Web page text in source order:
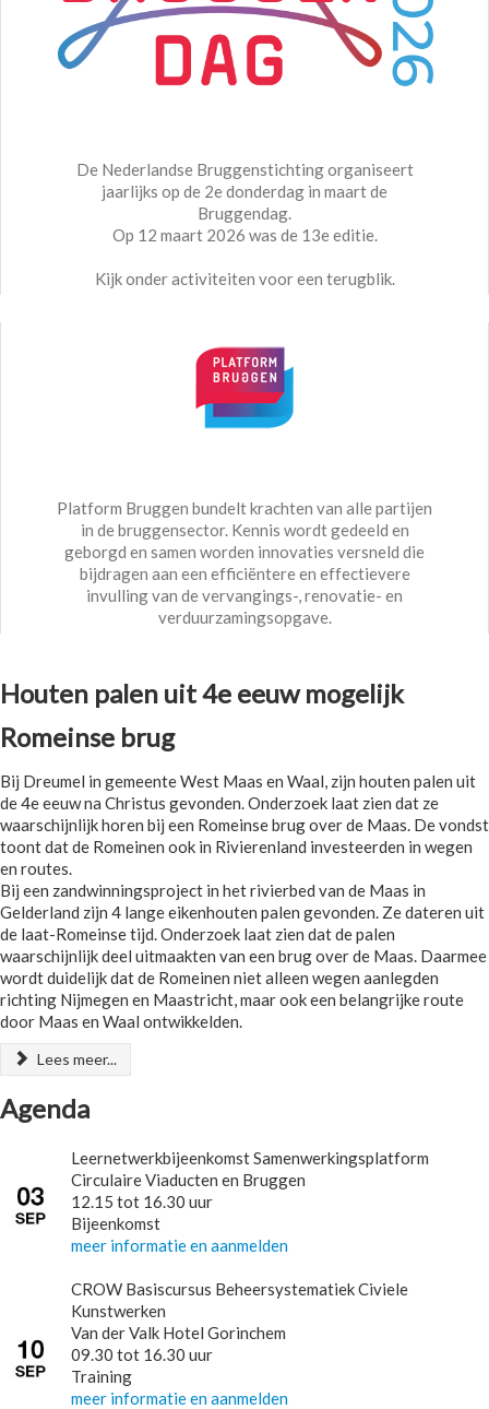
De Nederlandse Bruggenstichting organiseert
jaarlijks op de 2e donderdag in maart de
Bruggendag.
Op 12 maart 2026 was de 13e editie.
Kijk onder activiteiten voor een terugblik.
Platform Bruggen bundelt krachten van alle partijen
in de bruggensector. Kennis wordt gedeeld en
geborgd en samen worden innovaties versneld die
bijdragen aan een efficiëntere en effectievere
invulling van de vervangings-, renovatie- en
verduurzamingsopgave.
Houten palen uit 4e eeuw mogelijk
Romeinse brug
Bij Dreumel in gemeente West Maas en Waal, zijn houten palen uit
de 4e eeuw na Christus gevonden. Onderzoek laat zien dat ze
waarschijnlijk horen bij een Romeinse brug over de Maas. De vondst
toont dat de Romeinen ook in Rivierenland investeerden in wegen
en routes.
Bij een zandwinningsproject in het rivierbed van de Maas in
Gelderland zijn 4 lange eikenhouten palen gevonden. Ze dateren uit
de laat-Romeinse tijd. Onderzoek laat zien dat de palen
waarschijnlijk deel uitmaakten van een brug over de Maas. Daarmee
wordt duidelijk dat de Romeinen niet alleen wegen aanlegden
richting Nijmegen en Maastricht, maar ook een belangrijke route
door Maas en Waal ontwikkelden.
Lees meer...
Agenda
Leernetwerkbijeenkomst Samenwerkingsplatform
Circulaire Viaducten en Bruggen
12.15 tot 16.30 uur
Bijeenkomst
meer informatie en aanmelden
CROW Basiscursus Beheersystematiek Civiele
Kunstwerken
Van der Valk Hotel Gorinchem
09.30 tot 16.30 uur
Training
meer informatie en aanmelden